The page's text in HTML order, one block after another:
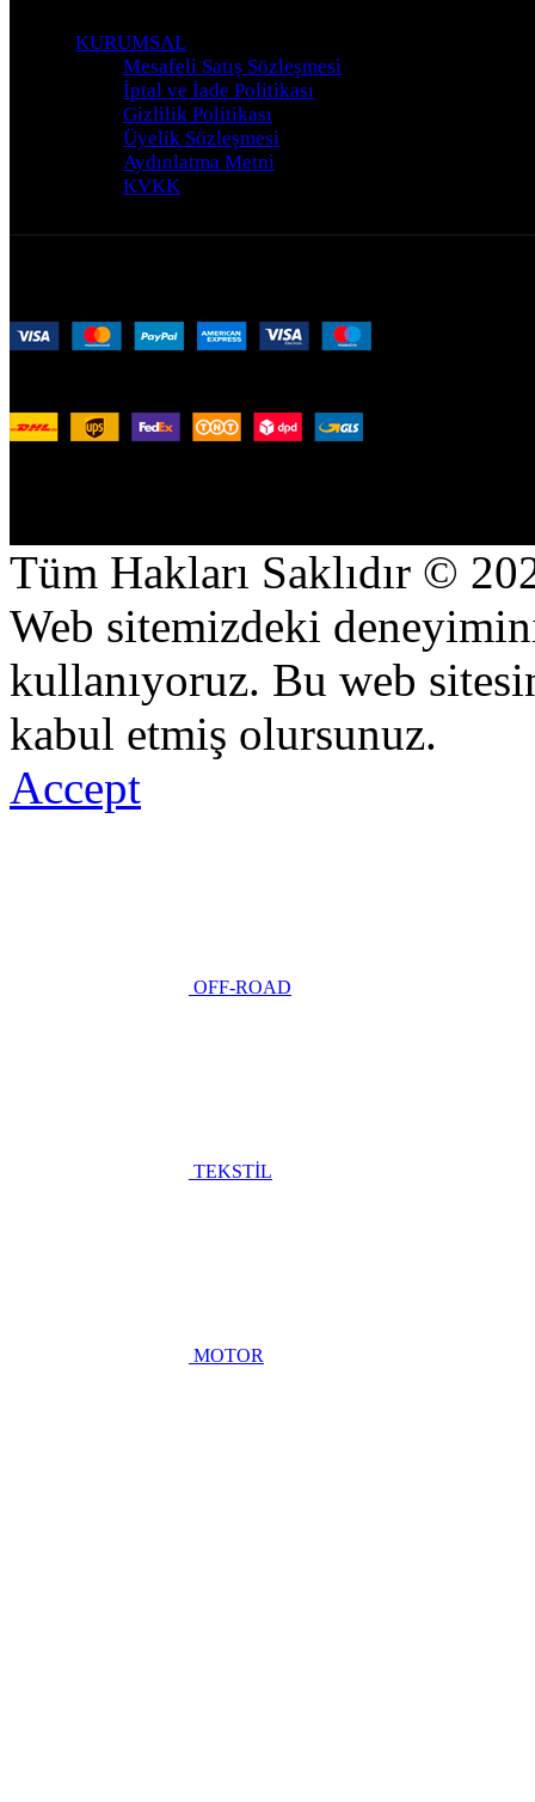
KURUMSAL
Mesafeli Satış Sözleşmesi
İptal ve İade Politikası
Gizlilik Politikası
Üyelik Sözleşmesi
Aydınlatma Metni
KVKK
Tüm Hakları Saklıdır ©
Web sitemizdeki
kullanıyoruz. Bu web
kabul etmiş olursunuz.
Accept
OFF-ROAD
TEKSTİL
MOTOR